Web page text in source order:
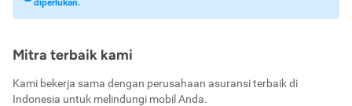
Mitra terbaik kami
Kami bekerja sama dengan perusahaan asuransi terbaik di
Indonesia untuk melindungi mobil Anda.